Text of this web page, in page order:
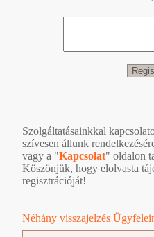
Szolgáltatásainkkal
szívesen állunk
vagy a "Kapcsolat" oldalon
Köszönjük, hogy elolvasta
regisztrációját!
Néhány visszajelzés